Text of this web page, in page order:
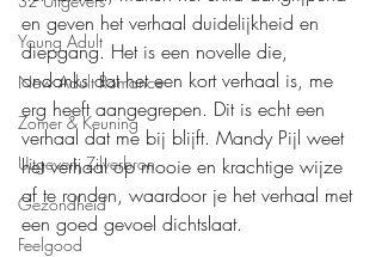
Young Adult
New Adult Romance
Zomer & Keuning
Uitgeverij Zilverbron
Gezondheid
Feelgood
en geven het verhaal duidelijkheid en
diepgang. Het is een novelle die,
ondanks dat het een kort verhaal is, me
erg heeft aangegrepen. Dit is echt een
verhaal dat me bij blijft. Mandy Pijl weet
het verhaal op mooie en krachtige wijze
af te ronden, waardoor je het verhaal met
een goed gevoel dichtslaat.